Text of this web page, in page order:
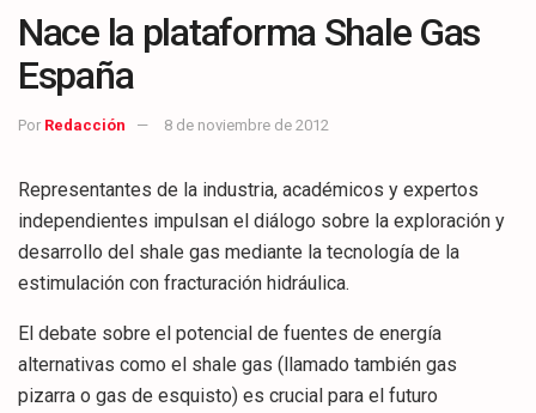
Nace la plataforma Shale Gas
España
Por Redacción 8 de noviembre de 2012
Representantes de la industria, académicos y expertos
independientes impulsan el diálogo sobre la exploración y
desarrollo del shale gas mediante la tecnología de la
estimulación con fracturación hidráulica.
El debate sobre el potencial de fuentes de energía
alternativas como el shale gas (llamado también gas
pizarra o gas de esquisto) es crucial para el futuro